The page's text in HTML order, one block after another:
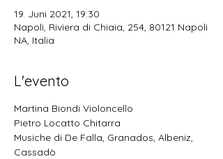
19. Juni 2021, 19:30
Napoli, Riviera di Chiaia, 254, 80121 Napoli
NA, Italia
L'evento
Martina Biondi Violoncello
Pietro Locatto Chitarra
Musiche di De Falla, Granados, Albeniz,
Cassadò